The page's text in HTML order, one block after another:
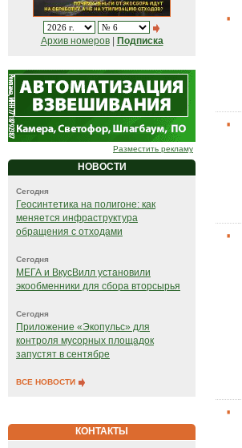
Архив номеров| Подписка
Разместить рекламу
НОВОСТИ
Сегодня
Геосинтетика на полигоне: как
меняется инфраструктура
обращения с отходами
Сегодня
МЕГА и ВкусВилл установили
экообменники для сбора вторсырья
Сегодня
Приложение «Экопульс» для
контроля мусорных площадок
запустят в сентябре
ВСЕ НОВОСТИ
КОНТАКТЫ